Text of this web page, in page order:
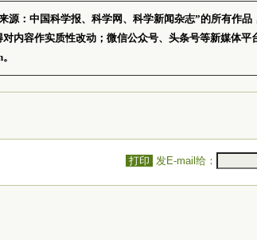
源：中国科学报、科学网、科学新闻杂志”的所有作
内容作实质性改动；微信公众号、头条号等新媒体平
打印 发E-mail给：